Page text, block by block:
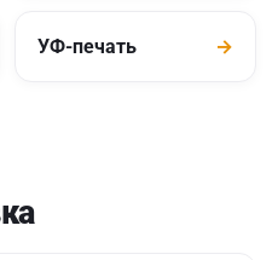
УФ-печать →